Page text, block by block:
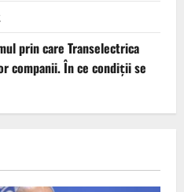
prin care Transelectrica
companii. În ce condiții se